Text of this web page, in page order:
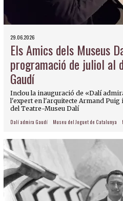
29.06.2026
Els Amics dels Museus
programació de juliol al
Gaudí
Inclou la inauguració de «Dalí
l'expert en l'arquitecte Armand Puig
del Teatre-Museu Dalí
Dalí admira Gaudí Museu del Joguet de Catalunya